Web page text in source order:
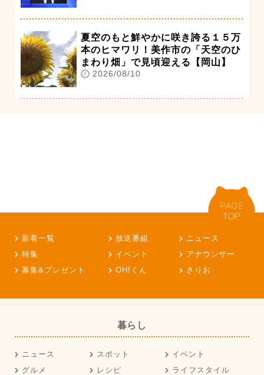
夏空のもと鮮やかに咲き誇る１５万
本のヒマワリ！美作市の「天空のひ
まわり畑」で見頃迎える【岡山】
2026/08/10
新着一覧 放送番組
ニュース
特集
イベント
アナウンサー
募集&プレゼント
OH!くん さりお
暮らし
ニュース スポット
イベント
グルメ
レシピ
ライフスタイル